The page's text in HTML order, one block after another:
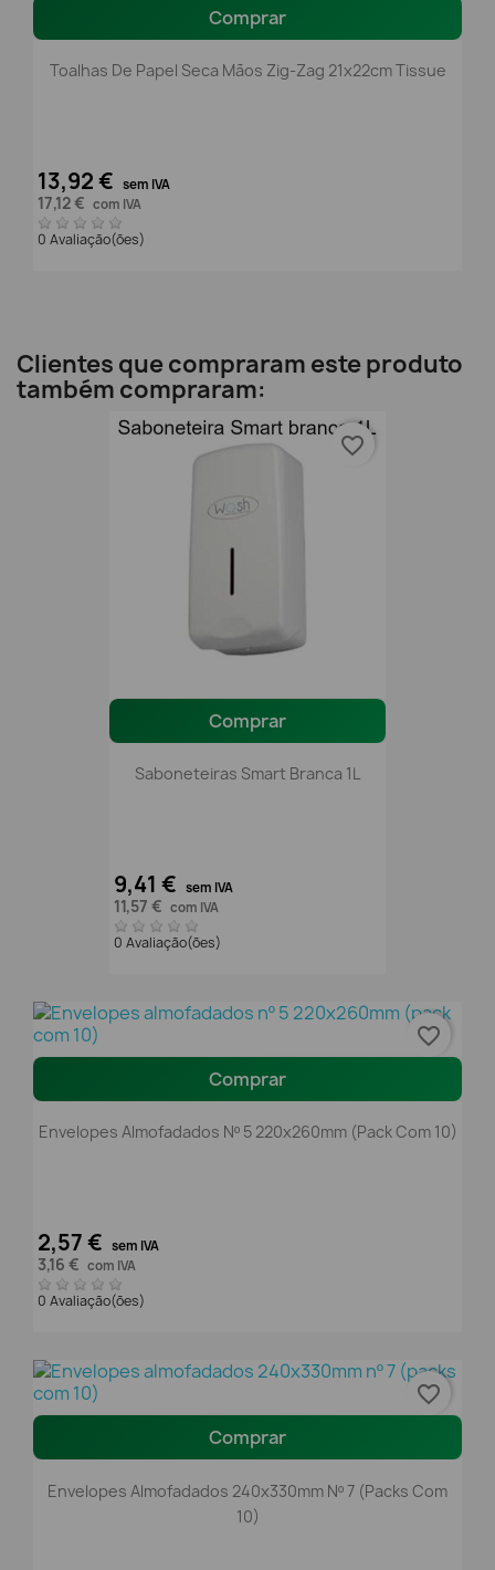
Comprar
Toalhas De Papel Seca Mãos Zig-Zag 21x22cm Tissue
13,92 € sem IVA
17,12 € com IVA
0 Avaliação(ões)
Clientes que compraram este produto
também compraram:
Comprar
Saboneteiras Smart Branca 1L
9,41 € sem IVA
11,57 € com IVA
0 Avaliação(ões)
favorite_border
Comprar
Envelopes Almofadados Nº 5 220x260mm (pack Com 10)
2,57 € sem IVA
3,16 € com IVA
0 Avaliação(ões)
favorite_border
Comprar
Envelopes Almofadados 240x330mm Nº 7 (packs Com
10)
favorite_border